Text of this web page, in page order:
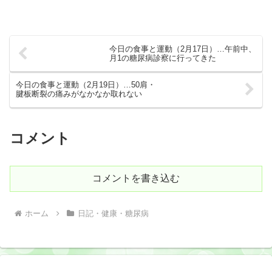
今日の食事と運動（2月17日）…午前中、
月1の糖尿病診察に行ってきた
今日の食事と運動（2月19日）…50肩・
腱板断裂の痛みがなかなか取れない
コメント
コメントを書き込む
ホーム 日記・健康・糖尿病